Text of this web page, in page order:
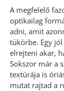
A megfelelő
optikailag
adni, amit
tükörbe. Egy
elrejteni akar,
Sokszor már a
textúrája is
mutat rajtad a